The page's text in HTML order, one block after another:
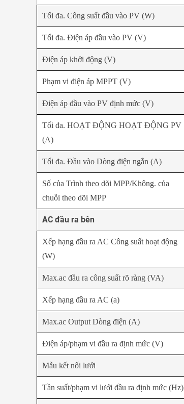
Tối đa. Công suất đầu vào PV (W)
Tối đa. Điện áp đầu vào PV (V)
Điện áp khởi động (V)
Phạm vi điện áp MPPT (V)
Điện áp đầu vào PV định mức (V)
Tối đa. HOẠT ĐỘNG HOẠT ĐỘNG PV
(A)
Tối đa. Đầu vào Dòng điện ngắn (A)
Số của Trình theo dõi MPP/Không. của
chuỗi theo dõi MPP
AC đầu ra bên
Xếp hạng đầu ra AC Công suất hoạt động
(W)
Max.ac đầu ra công suất rõ ràng (VA)
Xếp hạng đầu ra AC (a)
Max.ac Output Dòng điện (A)
Điện áp/phạm vi đầu ra định mức (V)
Mẫu kết nối lưới
Tần suất/phạm vi lưới đầu ra định mức (Hz)